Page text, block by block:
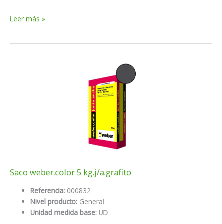
Saco
Leer más »
Saco weber.color 5 kg.j/a.grafito
Referencia: 000832
Nivel producto: General
Unidad medida base: UD